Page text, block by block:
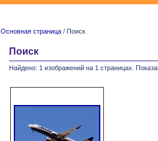
Основная страница / Поиск
Поиск
Найдено: 1 изображений на 1 страницах.